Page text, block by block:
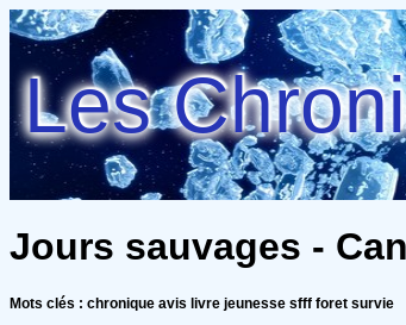
Les
Jours sauvages -
Mots clés : chronique avis livre jeunesse sfff foret survie